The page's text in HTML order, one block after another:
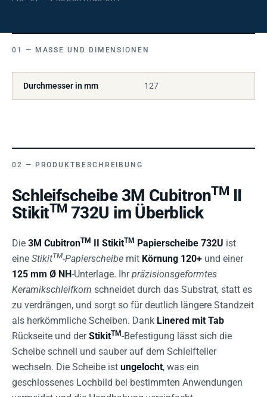
MASSE UND DIMENSIONEN
Durchmesser in mm 127
PRODUKTBESCHREIBUNG
Schleifscheibe 3M CubitronTM II
StikitTM 732U im Überblick
Die 3M CubitronTM II StikitTM Papierscheibe 732U ist
eine StikitTM-Papierscheibe mit Körnung 120+ und einer
125 mm Ø NH-Unterlage. Ihrpräzisionsgeformtes
Keramikschleifkorn schneidet durch das Substrat, statt es
zu verdrängen, und sorgt so für deutlich längere Standzeit
als herkömmliche Scheiben. Dank Linered mit Tab
Rückseite und derStikitTM -Befestigung lässt sich die
Scheibe schnell und sauber auf dem Schleifteller
wechseln. Die Scheibe ist ungelocht, was ein
geschlossenes Lochbild bei bestimmten Anwendungen